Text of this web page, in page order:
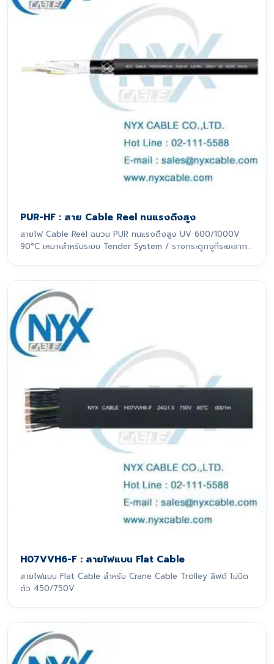
PUR-HF : สาย Cable Reel ทนแรงดึงสูง
สายไฟ Cable Reel ฉนวน PUR ทนแรงดึงสูง UV 600/1000V
90°C เหมาะสำหรับระบบ Tender System / รางกระดูกงูที่ระยะลาก
H07VVH6-F : สายไฟแบน Flat Cable
สายไฟแบน Flat Cable สำหรับ Crane Cable Trolley ลิฟต์ ไม่บิด
ตัว 450/750V